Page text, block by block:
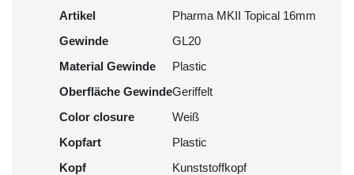
Artikel
Pharma MKII Topical 16mm
Gewinde
GL20
Material Gewinde
Plastic
Oberfläche GewindeGeriffelt
Color closure
Weiß
Kopfart
Plastic
Kopf
Kunststoffkopf